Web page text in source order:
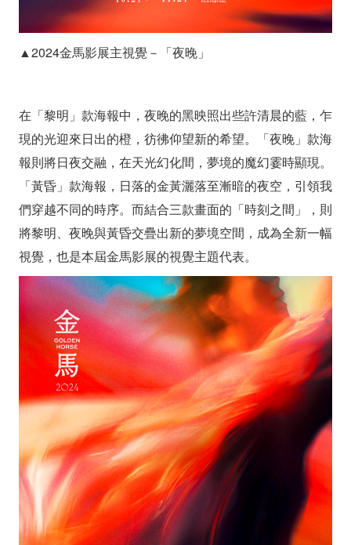
▲2024金馬影展主視覺－「夜晚」
在「黎明」款海報中，夜晚的黑映照出些許清晨的藍，乍
現的光迎來日出的橙，彷彿仰望新的希望。「夜晚」款海
報則將日夜交融，在天光幻化間，夢境的魔幻霎時顯現。
「黃昏」款海報，日落的金黃灑落至漸暗的夜空，引領我
們穿越不同的時序。而結合三款畫面的「時刻之間」，則
將黎明、夜晚與黃昏交疊出新的夢境空間，成為全新一幅
視覺，也是本屆金馬影展的視覺主題代表。